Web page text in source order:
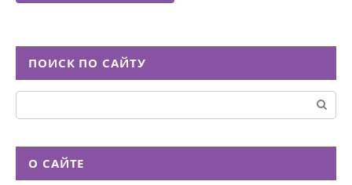
ПОИСК ПО САЙТУ
Поиск:
О САЙТЕ